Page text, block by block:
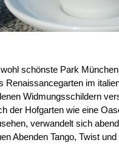
schönste Park
Renaissancegarten im
Widmungsschildern
der Hofgarten wie eine
verwandelt sich
Abenden Tango, Twist